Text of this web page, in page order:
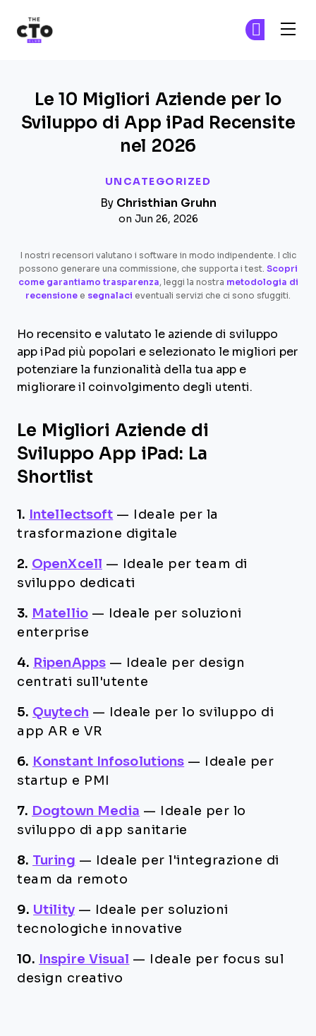
UNCATEGORIZED
Le 10 Migliori Aziende per lo
Sviluppo di App iPad Recensite
nel 2026
By Christhian Gruhn
on Jun 26, 2026
I nostri recensori valutano i software in modo indipendente. I clic
possono generare una commissione, che supporta i test. Scopri
come garantiamo trasparenza, leggi la nostra metodologia di
recensione e segnalaci eventuali servizi che ci sono sfuggiti.
Ho recensito e valutato le aziende di sviluppo
app iPad più popolari e selezionato le migliori per
potenziare la funzionalità della tua app e
migliorare il coinvolgimento degli utenti.
Le Migliori Aziende di
Sviluppo App iPad: La
Shortlist
1. Intellectsoft —
Ideale per la
trasformazione digitale
2. OpenXcell —
Ideale per team di
sviluppo dedicati
3. Matellio —
Ideale per soluzioni
enterprise
4. RipenApps —
Ideale per design
centrati sull'utente
5. Quytech —
Ideale per lo sviluppo di
app AR e VR
6. Konstant Infosolutions —
Ideale per
startup e PMI
7. Dogtown Media —
Ideale per lo
sviluppo di app sanitarie
8. Turing —
Ideale per l'integrazione di
team da remoto
9. Utility —
Ideale per soluzioni
tecnologiche innovative
10. Inspire Visual —
Ideale per focus sul
design creativo